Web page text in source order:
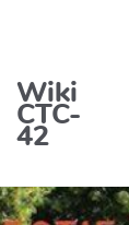
Aller au
Wiki
CTC-
42